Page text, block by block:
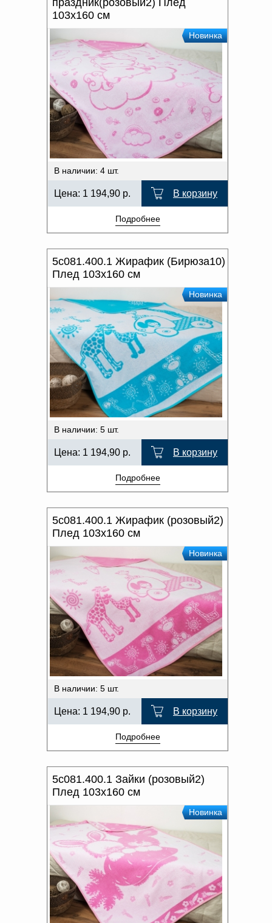
праздник(розовый2) Плед
103х160 см
Новинка
В наличии: 4 шт.
Цена: 1 194,90 р. В корзину
Подробнее
5с081.400.1 Жирафик (Бирюза10)
Плед 103х160 см
Новинка
В наличии: 5 шт.
Цена: 1 194,90 р. В корзину
Подробнее
5с081.400.1 Жирафик (розовый2)
Плед 103х160 см
Новинка
В наличии: 5 шт.
Цена: 1 194,90 р. В корзину
Подробнее
5с081.400.1 Зайки (розовый2)
Плед 103х160 см
Новинка